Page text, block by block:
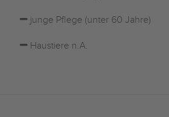
junge Pflege (unter 60 Jahre)
Haustiere n.A.